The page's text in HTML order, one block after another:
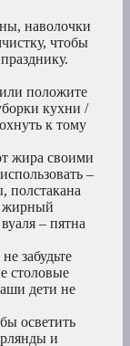
наволочки
чтобы
положите
кухни /
к тому
жира своими
–
полстакана
жирный
– пятна
забудьте
столовые
дети не
осветить
и